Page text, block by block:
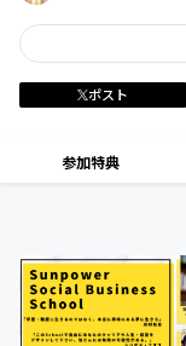
ポスト
参加特典